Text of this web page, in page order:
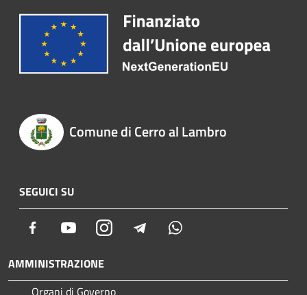
Comune di Cerro al Lambro
SEGUICI SU
Facebook YoutubeInstagram Telegram
AMMINISTRAZIONE